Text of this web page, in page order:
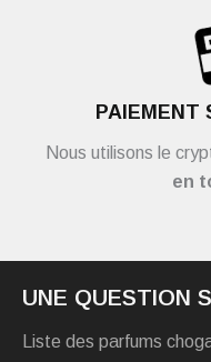
PAIEMENT
Nous utilisons le
en
UNE QUESTION
Liste des parfums